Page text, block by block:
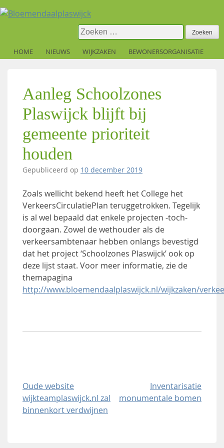
Skip
to
Zoeken
naar:
HOME NIEUWS WIJKZAKEN BEWONERSORGANISATIE
Aanleg Schoolzones
Plaswijck blijft bij
gemeente prioriteit
houden
Gepubliceerd op 10 december 2019
Zoals wellicht bekend heeft het College het
VerkeersCirculatiePlan teruggetrokken. Tegelijk
is al wel bepaald dat enkele projecten -toch-
doorgaan. Zowel de wethouder als de
verkeersambtenaar hebben onlangs bevestigd
dat het project ‘Schoolzones Plaswijck’ ook op
deze lijst staat. Voor meer informatie, zie de
themapagina
http://www.bloemendaalplaswijck.nl/wijkzaken/
Bericht
navigatie
Oude website
wijkteamplaswijck.nl zal
binnenkort verdwijnen
Inventarisatie
monumentale bomen